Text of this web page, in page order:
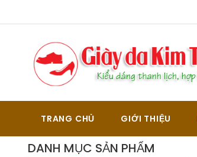
TRANG CHỦ GIỚI THIỆU
DANH MỤC SẢN PHẨM